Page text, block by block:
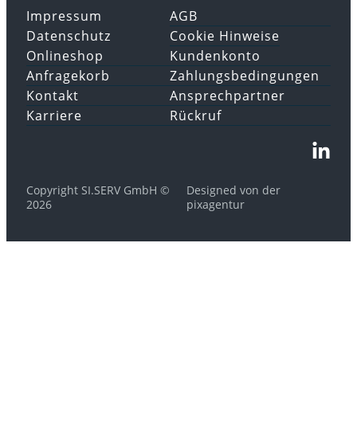
Impressum
Datenschutz
AGB
Cookie Hinweise
Onlineshop
Anfragekorb
Kundenkonto
Zahlungsbedingungen
Kontakt
Karriere
Ansprechpartner
Rückruf
Copyright SI.SERV GmbH ©
2026
Designed von der
pixagentur